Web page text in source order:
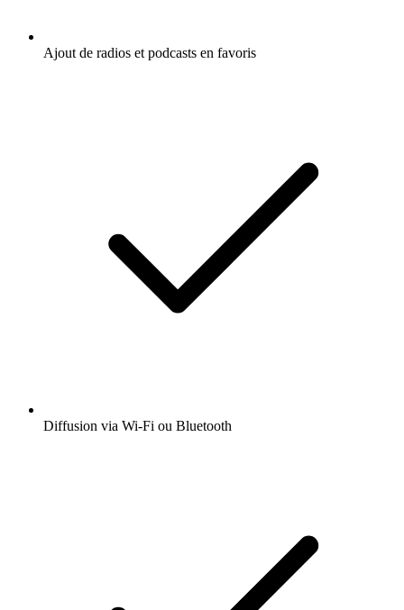
Ajout de radios et podcasts en favoris
Diffusion via Wi-Fi ou Bluetooth